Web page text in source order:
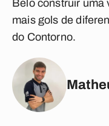
Belo construir uma
mais gols de
do Contorno.